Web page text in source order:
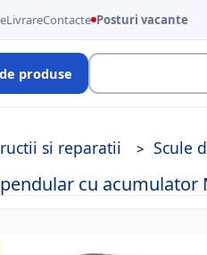
LivrareContacte Posturi vacante
produse
si reparatii Scule
cu acumulator